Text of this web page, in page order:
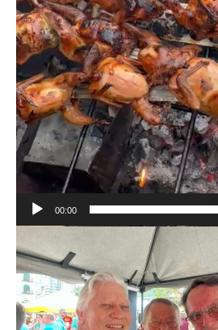
00:00